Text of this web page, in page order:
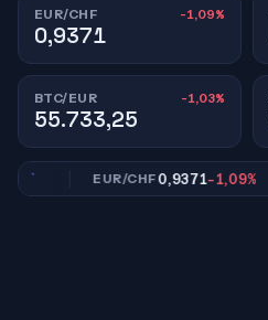
EUR/CHF -1,09%
0,9371
BTC/EUR -1,03%
55.733,25
EUR/CHF0,9371-1,09%